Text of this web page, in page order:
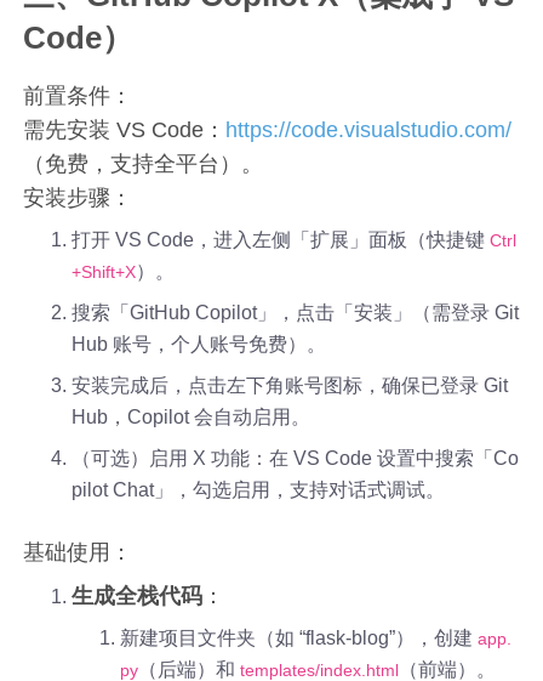
Code）
前置条件：
需先安装 VS Code： https://code.visualstudio.com/
（免费，支持全平台）。
安装步骤：
打开 VS Code，进入左侧「扩展」面板（快捷键Ctrl
+Shift+X）。
搜索「GitHub Copilot」，点击「安装」（需登录 Git
Hub 账号，个人账号免费）。
安装完成后，点击左下角账号图标，确保已登录 Git
Hub，Copilot 会自动启用。
（可选）启用 X 功能：在 VS Code 设置中搜索「Co
pilot Chat」，勾选启用，支持对话式调试。
基础使用：
生成全栈代码 ：
新建项目文件夹（如 “flask-blog”），创建app.
py （后端）和templates/index.html （前端）。